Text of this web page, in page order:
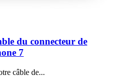
du connecteur de
7
câble de...